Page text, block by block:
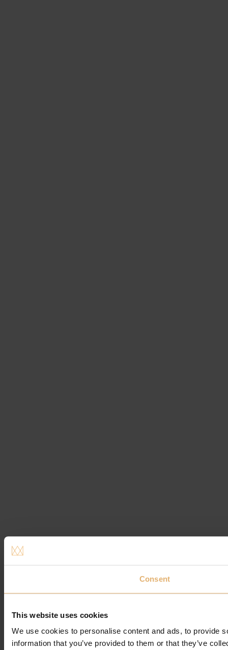
Consent
This website uses cookies
We use cookies to personalise content and ads, to provide
information that you’ve provided to them or that they’ve